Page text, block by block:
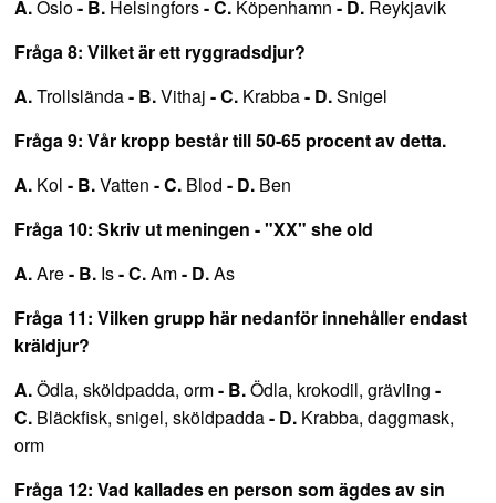
A.Oslo- B. Helsingfors- C. Köpenhamn - D. Reykjavik
Fråga 8: Vilket är ett ryggradsdjur?
A.Trollslända- B.Vithaj - C. Krabba- D.Snigel
Fråga 9: Vår kropp består till 50-65 procent av detta.
A. Kol - B.Vatten - C. Blod - D. Ben
Fråga 10: Skriv ut meningen - "XX" she old
A.Are- B.Is- C.Am- D.As
Fråga 11: Vilken grupp här nedanför innehåller endast
kräldjur?
A.Ödla, sköldpadda, orm- B.Ödla, krokodil, grävling -
C. Bläckfisk, snigel, sköldpadda- D. Krabba, daggmask,
orm
Fråga 12: Vad kallades en person som ägdes av sin